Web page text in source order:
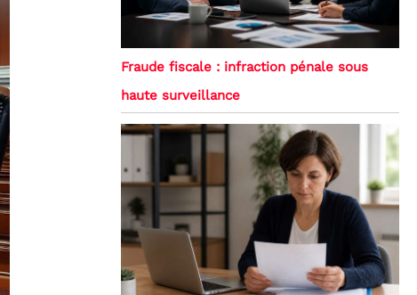
Fraude fiscale : infraction pénale sous
haute surveillance